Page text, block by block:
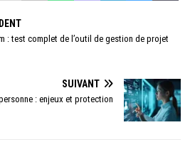
: test complet de l’outil de gestion de projet
SUIVANT
: enjeux et protection